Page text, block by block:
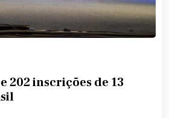
202 inscrições de 13